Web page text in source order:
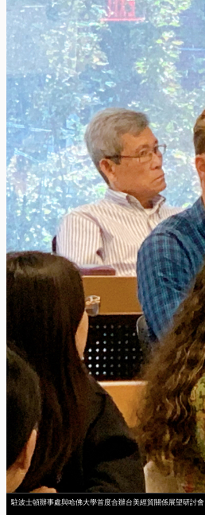
駐波士頓辦事處與哈佛大學首度合辦台美經貿關係展望研討會